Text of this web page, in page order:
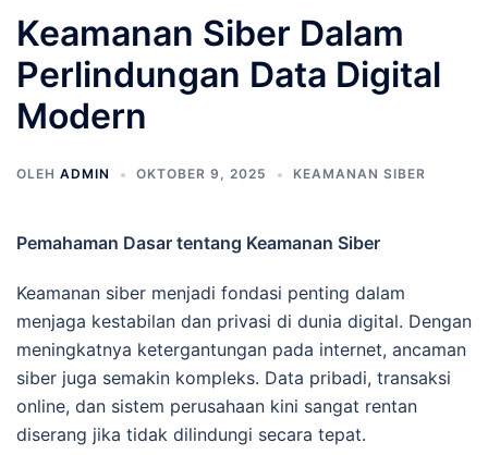
Keamanan Siber Dalam
Perlindungan Data Digital
Modern
OLEH ADMIN OKTOBER 9, 2025 KEAMANAN SIBER
Pemahaman Dasar tentang Keamanan Siber
Keamanan siber menjadi fondasi penting dalam
menjaga kestabilan dan privasi di dunia digital. Dengan
meningkatnya ketergantungan pada internet, ancaman
siber juga semakin kompleks. Data pribadi, transaksi
online, dan sistem perusahaan kini sangat rentan
diserang jika tidak dilindungi secara tepat.